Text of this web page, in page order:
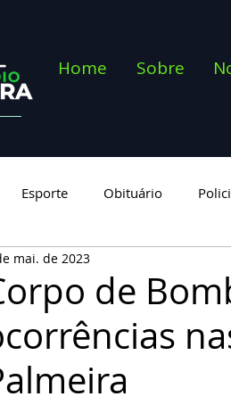
Home Sobre
Esporte Obituário
Geral Nova categoria
de
mai. de 2023